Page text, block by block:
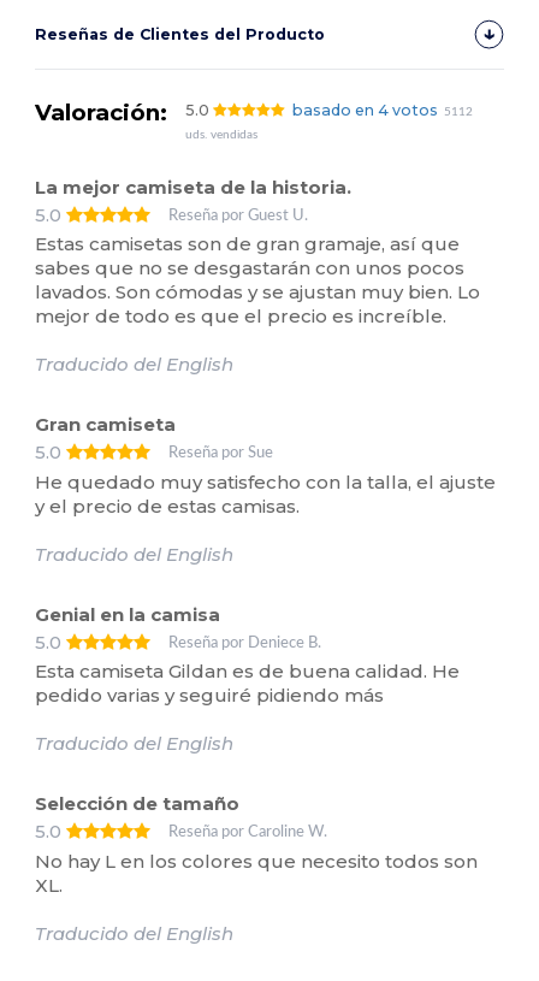
Reseñas de Clientes del Producto
Valoración: 5.0 basado en 4 votos
5112
uds. vendidas
La mejor camiseta de la historia.
5.0
Reseña por Guest U.
Estas camisetas son de gran gramaje, así que
sabes que no se desgastarán con unos pocos
lavados. Son cómodas y se ajustan muy bien. Lo
mejor de todo es que el precio es increíble.
Traducido del English
Gran camiseta
5.0
Reseña por Sue
He quedado muy satisfecho con la talla, el ajuste
y el precio de estas camisas.
Traducido del English
Genial en la camisa
5.0
Reseña por Deniece B.
Esta camiseta Gildan es de buena calidad. He
pedido varias y seguiré pidiendo más
Traducido del English
Selección de tamaño
5.0
Reseña por Caroline W.
No hay L en los colores que necesito todos son
XL.
Traducido del English